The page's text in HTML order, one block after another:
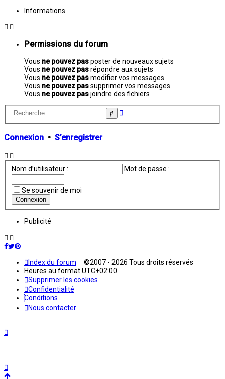
Informations
Permissions du forum
Vous ne pouvez pasposter de nouveaux sujets
Vous ne pouvez pasrépondre aux sujets
Vous ne pouvez pasmodifier vos messages
Vous ne pouvez passupprimer vos messages
Vous ne pouvez pasjoindre des fichiers
Rechercher
Recherche
Connexion • S’enregistrer
Nom d’utilisateur : Mot de passe :
Se souvenir de moi
Publicité
Index du forum ©2007 - 2026 Tous droits réservés
Heures au formatUTC+02:00
Supprimer les cookies
Confidentialité
Conditions
Nous contacter